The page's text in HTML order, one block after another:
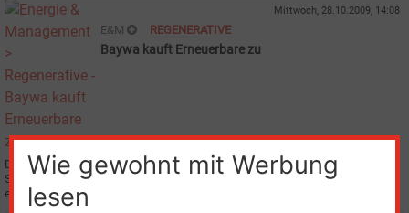
Wie gewohnt mit Werbung
lesen
Mittwoch, 28.10.2009, 14:08
E&M REGENERATIVE
Baywa kauft Erneuerbare zu
Die Münchner Baywa AG übernimmt zum Jahresanfang 2010 die MHH
Solartechnik GmbH und setzt damit ihre Wachstumsstrategie im Bereich der
erneuerbaren Energien um.